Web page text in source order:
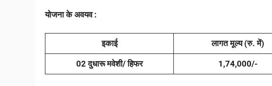
योजना के अवयव :
इकाई लागत मूल्य (रु. में)
02 दुधारू मवेशी/ हिफर 1,74,000/-